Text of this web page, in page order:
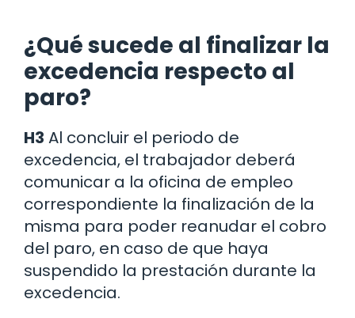
¿Qué sucede al finalizar la
excedencia respecto al
paro?
H3 Al concluir el periodo de
excedencia, el trabajador deberá
comunicar a la oficina de empleo
correspondiente la finalización de la
misma para poder reanudar el cobro
del paro, en caso de que haya
suspendido la prestación durante la
excedencia.